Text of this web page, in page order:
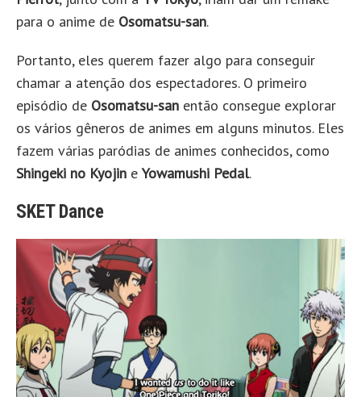
para o anime de Osomatsu-san.
Portanto, eles querem fazer algo para conseguir
chamar a atenção dos espectadores. O primeiro
episódio de Osomatsu-san então consegue explorar
os vários gêneros de animes em alguns minutos. Eles
fazem várias paródias de animes conhecidos, como
Shingeki no Kyojin eYowamushi Pedal.
SKET Dance